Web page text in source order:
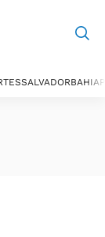
SALVADORBAHIA